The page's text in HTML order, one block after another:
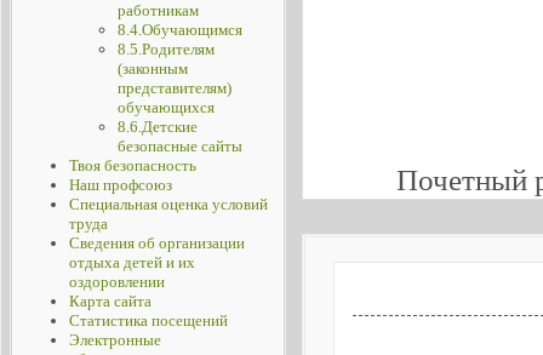
работникам
8.4.Обучающимся
8.5.Родителям
(законным
представителям)
обучающихся
8.6.Детские
безопасные сайты
Твоя безопасность
Наш профсоюз
Специальная оценка условий
труда
Сведения об организации
отдыха детей и их
оздоровлении
Карта сайта
Статистика посещений
Электронные
Почетный